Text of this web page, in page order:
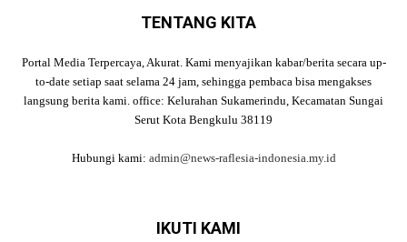
TENTANG KITA
Portal Media Terpercaya, Akurat. Kami menyajikan kabar/berita secara up-
to-date setiap saat selama 24 jam, sehingga pembaca bisa mengakses
langsung berita kami. office: Kelurahan Sukamerindu, Kecamatan Sungai
Serut Kota Bengkulu 38119
Hubungi kami: admin@news-raflesia-indonesia.my.id
IKUTI KAMI